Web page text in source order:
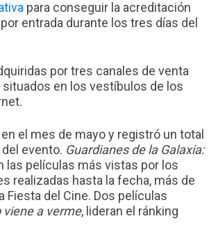
para conseguir la acreditación
entrada durante los tres días del
por tres canales de venta
en los vestíbulos de los
el mes de mayo y registró un total
evento. Guardianes de la Galaxia:
las películas más vistas por los
realizadas hasta la fecha, más de
del Cine. Dos películas
viene a verme, lideran el ránking